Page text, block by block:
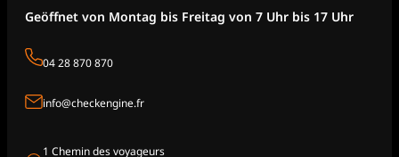
Geöffnet von Montag bis Freitag von 7 Uhr bis 17 Uhr
04 28 870 870
info@checkengine.fr
1 Chemin des voyageurs